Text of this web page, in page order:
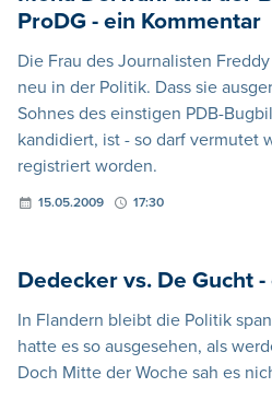
ProDG - ein Kommentar
Die Frau des Journalisten
neu in der Politik. Dass sie
Sohnes des einstigen PDB-
kandidiert, ist - so darf vermutet
registriert worden.
15.05.2009 17:30
Dedecker vs. De Gucht
In Flandern bleibt die Politik
hatte es so ausgesehen, als
Doch Mitte der Woche sah es